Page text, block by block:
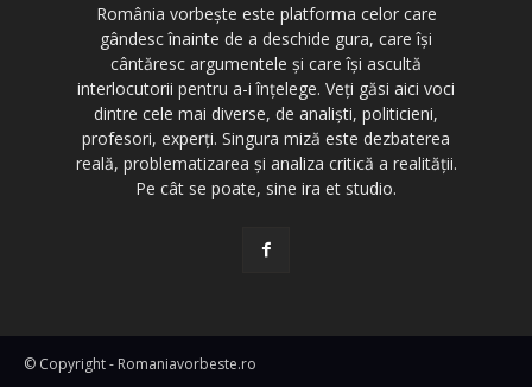
România vorbește este platforma celor care
gândesc înainte de a deschide gura, care își
cântăresc argumentele și care își ascultă
interlocutorii pentru a-i înțelege. Veți găsi aici voci
dintre cele mai diverse, de analiști, politicieni,
profesori, experți. Singura miză este dezbaterea
reală, problematizarea și analiza critică a realității.
Pe cât se poate, sine ira et studio.
© Copyright - Romaniavorbeste.ro